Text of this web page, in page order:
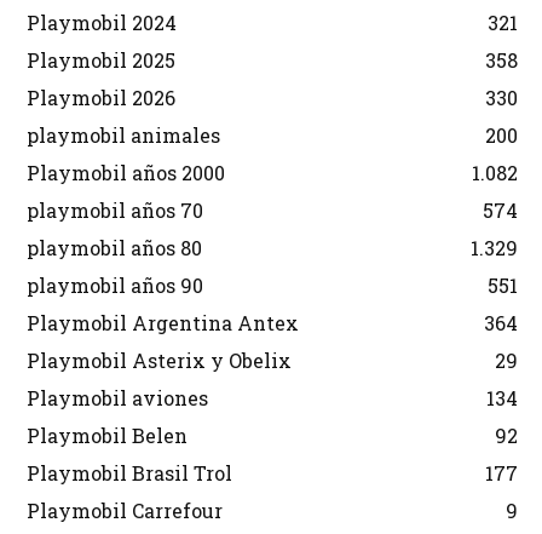
Playmobil 2024
321
Playmobil 2025
358
Playmobil 2026
330
playmobil animales
200
Playmobil años 2000
1.082
playmobil años 70
574
playmobil años 80
1.329
playmobil años 90
551
Playmobil Argentina Antex
364
Playmobil Asterix y Obelix
29
Playmobil aviones
134
Playmobil Belen
92
Playmobil Brasil Trol
177
Playmobil Carrefour
9